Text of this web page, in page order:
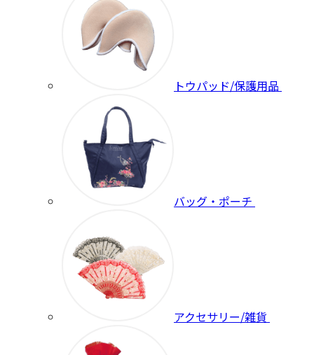
トウパッド/保護用品
バッグ・ポーチ
アクセサリー/雑貨